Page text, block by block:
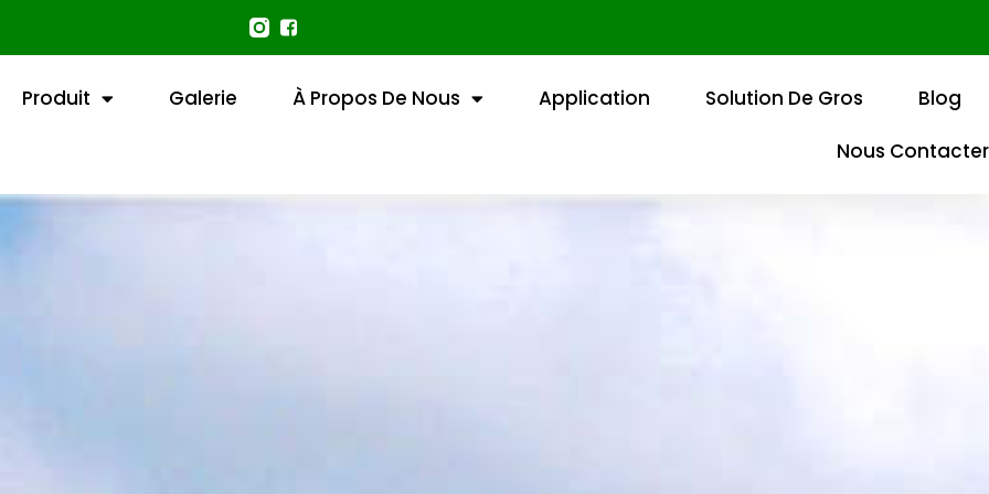
Produit Galerie À Propos De Nous Application Solution De Gros
Blog
Nous Contacter